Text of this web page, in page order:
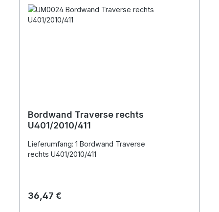
Bordwand Traverse rechts
U401/2010/411
Lieferumfang: 1 Bordwand Traverse
rechts U401/2010/411
Regulärer Preis:
36,47 €